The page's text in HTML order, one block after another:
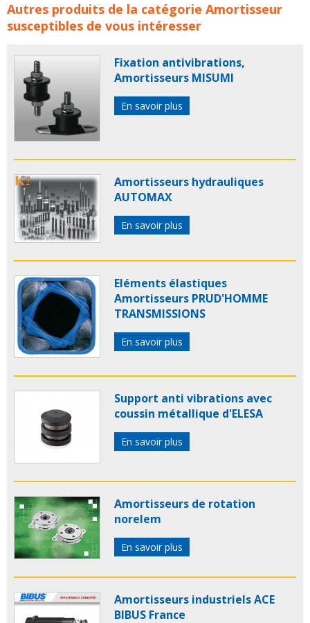
Amortisseur, Régulateur de vitesse, de MULTIFLUID
concerne les familles de produits :mutifluid
vitesseregulateur vitesse
amortisseur
amortisseursregulateur vitesse
Autres produits de la catégorie Amortisseur
susceptibles de vous intéresser
Fixation antivibrations,
Amortisseurs MISUMI
En savoir plus
Amortisseurs hydrauliques
AUTOMAX
En savoir plus
Eléments élastiques
Amortisseurs PRUD'HOMME
TRANSMISSIONS
En savoir plus
Support anti vibrations avec
coussin métallique d'ELESA
En savoir plus
Amortisseurs de rotation
norelem
En savoir plus
Amortisseurs industriels ACE
BIBUS France